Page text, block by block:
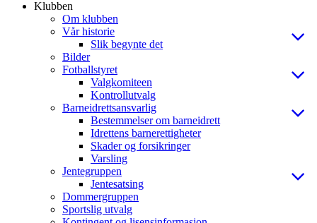
Klubben
Om klubben
Vår historie
Slik begynte det
Bilder
Fotballstyret
Valgkomiteen
Kontrollutvalg
Barneidrettsansvarlig
Bestemmelser om barneidrett
Idrettens barnerettigheter
Skader og forsikringer
Varsling
Jentegruppen
Jentesatsing
Dommergruppen
Sportslig utvalg